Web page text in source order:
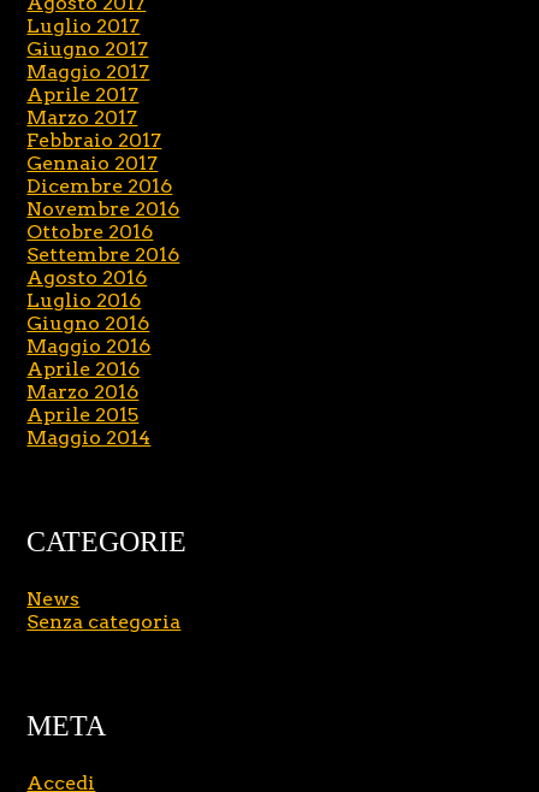
Luglio 2017
Giugno 2017
Maggio 2017
Aprile 2017
Marzo 2017
Febbraio 2017
Gennaio 2017
Dicembre 2016
Novembre 2016
Ottobre 2016
Settembre 2016
Agosto 2016
Luglio 2016
Giugno 2016
Maggio 2016
Aprile 2016
Marzo 2016
Aprile 2015
Maggio 2014
CATEGORIE
News
Senza categoria
META
Accedi